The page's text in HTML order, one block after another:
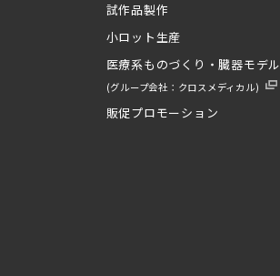
試作品製作
小ロット生産
医療系ものづくり・臓器モデル
(グループ会社：クロスメディカル)
販促プロモーション